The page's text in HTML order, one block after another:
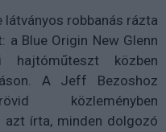
robbanás rázta
a Blue Origin New Glenn
közben
A Jeff Bezoshoz
közleményben
azt írta, minden dolgozó